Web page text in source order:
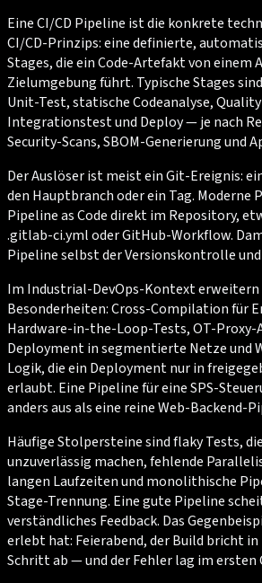
Eine CI/CD Pipeline ist die konkrete
CI/CD-Prinzips: eine definierte,
Stages, die ein Code-Artefakt von einem
Zielumgebung führt. Typische Stages
Unit-Test, statische Codeanalyse,
Integrationstest und Deploy — je nach
Security-Scans, SBOM-Generierung und
Der Auslöser ist meist ein Git-Ereignis:
den Hauptbranch oder ein Tag. Moderne
Pipeline as Code direkt im Repository,
.gitlab-ci.yml oder GitHub-Workflow.
Pipeline selbst der Versionskontrolle und
Im Industrial-DevOps-Kontext erweitern
Besonderheiten: Cross-Compilation für
Hardware-in-the-Loop-Tests, OT-Proxy-
Deployment in segmentierte Netze und
Logik, die ein Deployment nur in
erlaubt. Eine Pipeline für eine SPS-
anders aus als eine reine Web-Backend-
Häufige Stolpersteine sind flaky Tests,
unzuverlässig machen, fehlende
langen Laufzeiten und monolithische
Stage-Trennung. Eine gute Pipeline
verständliches Feedback. Das
erlebt hat: Feierabend, der Build bricht
Schritt ab — und der Fehler lag im ersten